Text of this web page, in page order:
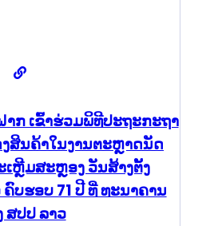
າກ ເຂົ້າຮ່ວມພິທີປະຖະກະຖາ
ສິນຄ້າໃນງານຕະຫຼາດນັດ
ເຫຼີມສະຫຼອງ ວັນສ້າງຕັ້ງ
ບຮອບ 71 ປີ ທີ່ ທະນາຄານ
ສປປ ລາວ